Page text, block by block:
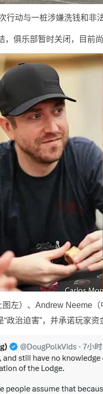
行动与一桩涉嫌洗钱和非
俱乐部暂时关闭，目前
左）、Andrew Neeme（
治迫害”，并承诺玩家资